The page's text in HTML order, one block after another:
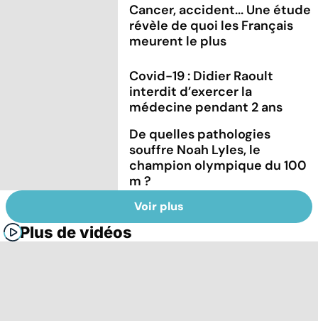
Cancer, accident... Une étude
révèle de quoi les Français
meurent le plus
Covid-19 : Didier Raoult
interdit d’exercer la
médecine pendant 2 ans
De quelles pathologies
souffre Noah Lyles, le
champion olympique du 100
m ?
Voir plus
Plus de vidéos